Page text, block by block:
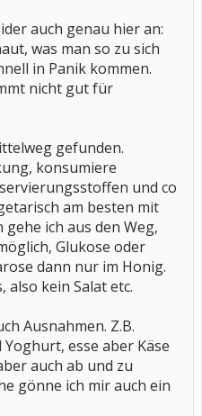
auch genau hier an:
was man so zu sich
in Panik kommen.
nicht gut für
gefunden.
konsumiere
und co
am besten mit
ich aus den Weg,
Glukose oder
dann nur im Honig.
also kein Salat etc.
Ausnahmen. Z.B.
esse aber Käse
auch ab und zu
gönne ich mir auch ein